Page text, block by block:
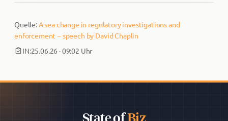
Quelle:A sea change in regulatory investigations and
enforcement − speech by David Chaplin
IN:25.06.26 · 09:02 Uhr
State ofBiz